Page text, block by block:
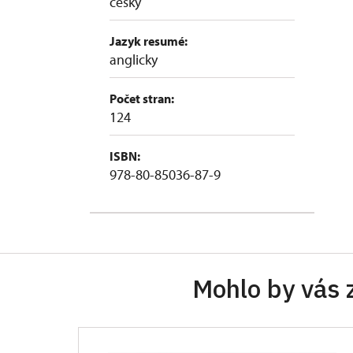
Jazyk resumé:
anglicky
Počet stran:
124
ISBN:
978-80-85036-87-9
Mohlo by vás